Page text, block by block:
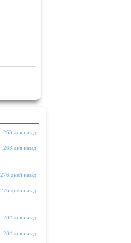
263 дня назад
263 дня назад
276 дней назад
276 дней назад
284 дня назад
284 дня назад